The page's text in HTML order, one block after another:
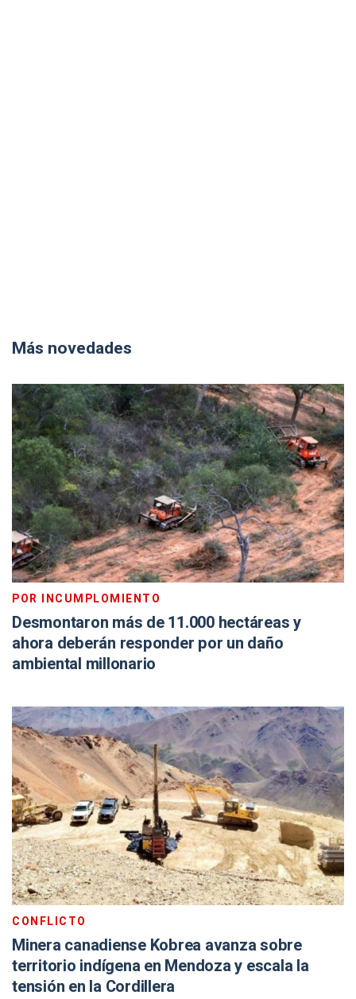
Más novedades
POR INCUMPLOMIENTO
Desmontaron más de 11.000 hectáreas y
ahora deberán responder por un daño
ambiental millonario
CONFLICTO
Minera canadiense Kobrea avanza sobre
territorio indígena en Mendoza y escala la
tensión en la Cordillera